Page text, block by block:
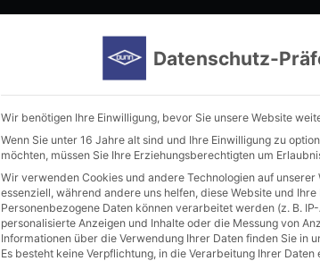
Manufacturer Immunoreagents
Datenschutz-
Wir benötigen Ihre Einwilligung, bevor Sie unsere Website
Wenn Sie unter 16 Jahre alt sind und Ihre Einwilligung zu
möchten, müssen Sie Ihre Erziehungsberechtigten um
Wir verwenden Cookies und andere Technologien auf unserer
essenziell, während andere uns helfen, diese Website und
Personenbezogene Daten können verarbeitet werden (z. B.
personalisierte Anzeigen und Inhalte oder die Messung von
Informationen über die Verwendung Ihrer Daten finden Sie in
Es besteht keine Verpflichtung, in die Verarbeitung Ihrer